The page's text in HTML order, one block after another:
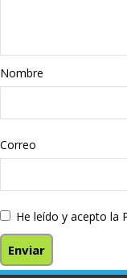
libros
He leído y acepto la